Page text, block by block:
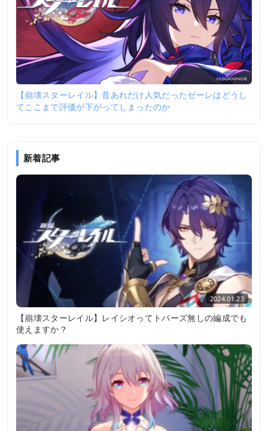
【崩壊スターレイル】昔あれだけ人気だったゼーレはどうし
てここまで評価が下がってしまったのか
新着記事
2024.01.23
【崩壊スターレイル】レイシオってトパーズ無しの編成でも
使えますか？